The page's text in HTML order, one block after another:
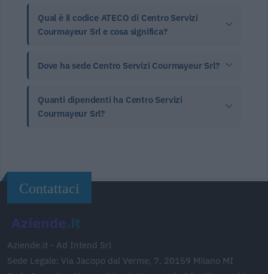
Qual è il codice ATECO di Centro Servizi
Courmayeur Srl e cosa significa?
Dove ha sede Centro Servizi Courmayeur Srl?
Quanti dipendenti ha Centro Servizi
Courmayeur Srl?
Contattaci
Aziende.it - Ad Intend Srl
Sede Legale: Via Jacopo dal Verme, 7, 20159 Milano MI